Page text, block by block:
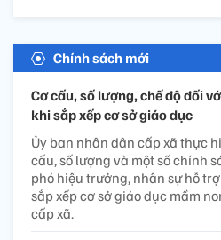
Chính sách mới
Cơ cấu, số lượng, chế độ đối
khi sắp xếp cơ sở giáo dục
Ủy ban nhân dân cấp xã thực
cấu, số lượng và một số chính
phó hiệu trưởng, nhân sự hỗ
sắp xếp cơ sở giáo dục mầm
cấp xã.